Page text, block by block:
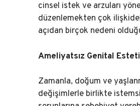
cinsel istek ve arzuları
düzenlemekten çok
açıdan birçok nedeni
Ameliyatsız Genital
Zamanla, doğum ve
değişimlerle birlikte